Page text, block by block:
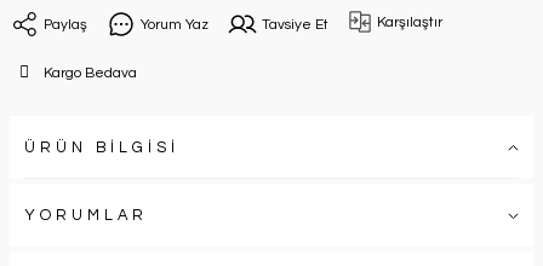
Paylaş Yorum Yaz Tavsiye Et Karşılaştır
Kargo Bedava
ÜRÜN BİLGİSİ
YORUMLAR